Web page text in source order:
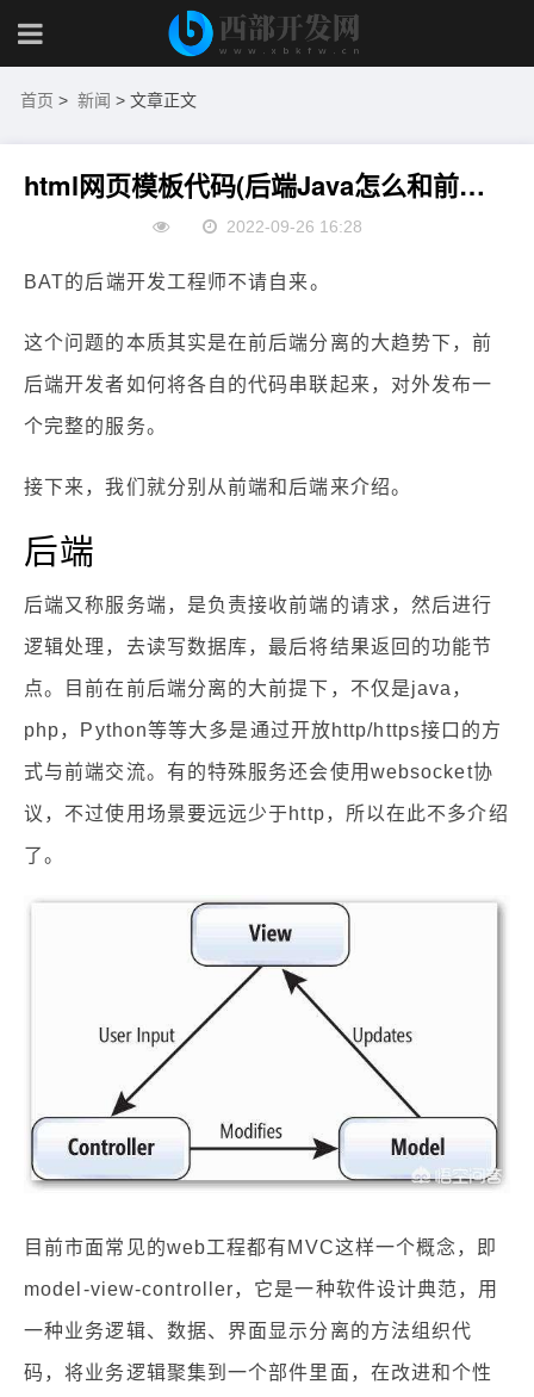
首页 > 新闻 > 文章正文
html网页模板代码(后端Java怎么和前端HTML交互)
2022-09-26 16:28
BAT的后端开发工程师不请自来。
这个问题的本质其实是在前后端分离的大趋势下，前
后端开发者如何将各自的代码串联起来，对外发布一
个完整的服务。
接下来，我们就分别从前端和后端来介绍。
后端
后端又称服务端，是负责接收前端的请求，然后进行
逻辑处理，去读写数据库，最后将结果返回的功能节
点。目前在前后端分离的大前提下，不仅是java，
php，Python等等大多是通过开放http/https接口的方
式与前端交流。有的特殊服务还会使用websocket协
议，不过使用场景要远远少于http，所以在此不多介绍
了。
目前市面常见的web工程都有MVC这样一个概念，即
model-view-controller，它是一种软件设计典范，用
一种业务逻辑、数据、界面显示分离的方法组织代
码，将业务逻辑聚集到一个部件里面，在改进和个性